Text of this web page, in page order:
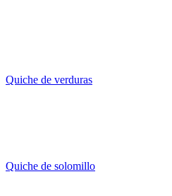
Quiche de verduras
Quiche de solomillo